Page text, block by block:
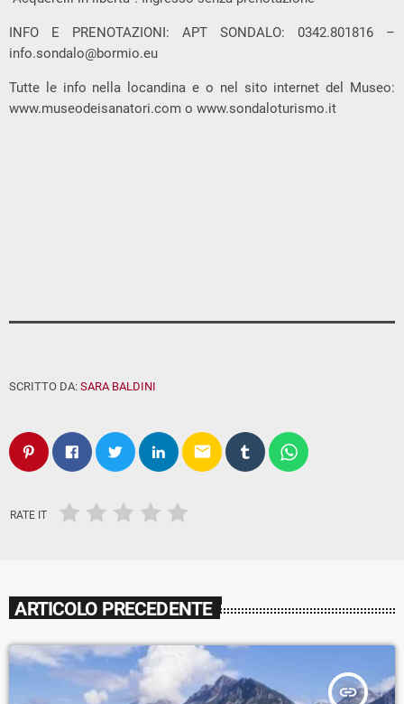
INFO E PRENOTAZIONI: APT SONDALO: 0342.801816 –
info.sondalo@bormio.eu
Tutte le info nella locandina e o nel sito internet del Museo:
www.museodeisanatori.com o www.sondaloturismo.it
SCRITTO DA: SARA BALDINI
email
RATE IT
ARTICOLO PRECEDENTE
insert_link